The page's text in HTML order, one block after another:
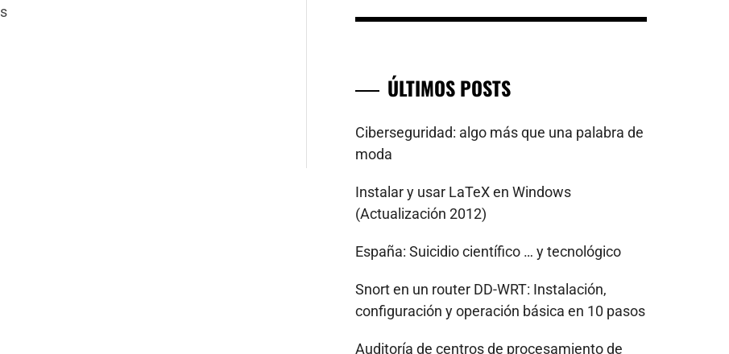
ÚLTIMOS POSTS
Ciberseguridad: algo más que una palabra de
moda
Instalar y usar LaTeX en Windows
(Actualización 2012)
España: Suicidio científico … y tecnológico
Snort en un router DD-WRT: Instalación,
configuración y operación básica en 10 pasos
Auditoría de centros de procesamiento de